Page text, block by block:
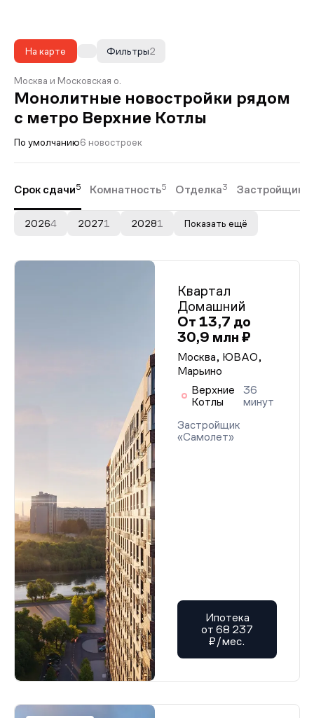
На карте 2
Фильтры
Москва и Московская о.
Монолитные новостройки рядом
с метро Верхние Котлы
По умолчанию6 новостроек
Срок сдачи5 Комнатность5 Отделка3 Застройщики
20264 20271 20281 Показать ещё
Квартал
Домашний
От 13,7 до
30,9 млн ₽
Москва, ЮВАО,
Марьино
Верхние
Котлы
36
минут
Застройщик
«Самолет»
Ипотека
от 68 237
₽/мес.